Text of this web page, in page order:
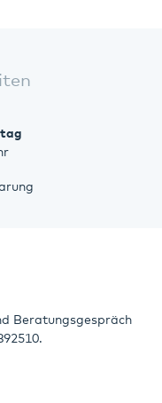
Beratungsgespräch